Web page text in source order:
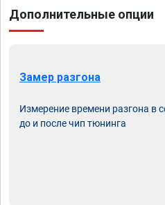
Дополнительные опции
Замер разгона
Измерение времени разгона в
до и после чип тюнинга